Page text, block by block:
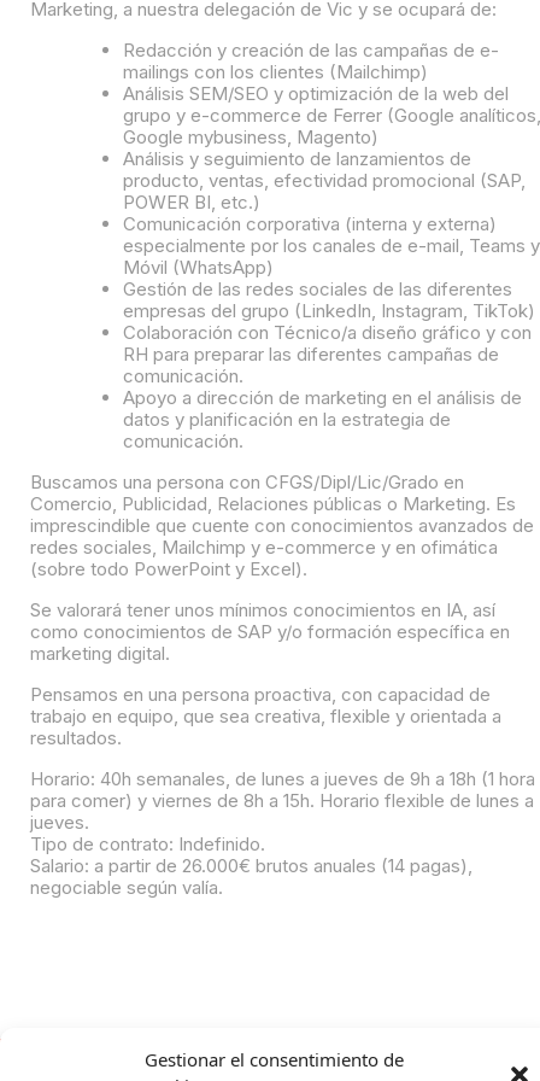
Gestionar el consentimiento de
Marketing, a nuestra delegación de Vic y se ocupará de:
Redacción y creación de las campañas de e-
mailings con los clientes (Mailchimp)
Análisis SEM/SEO y optimización de la web del
grupo y e-commerce de Ferrer (Google analíticos,
Google mybusiness, Magento)
Análisis y seguimiento de lanzamientos de
producto, ventas, efectividad promocional (SAP,
POWER BI, etc.)
Comunicación corporativa (interna y externa)
especialmente por los canales de e-mail, Teams y
Móvil (WhatsApp)
Gestión de las redes sociales de las diferentes
empresas del grupo (LinkedIn, Instagram, TikTok)
Colaboración con Técnico/a diseño gráfico y con
RH para preparar las diferentes campañas de
comunicación.
Apoyo a dirección de marketing en el análisis de
datos y planificación en la estrategia de
comunicación.
Buscamos una persona con CFGS/Dipl/Lic/Grado en
Comercio, Publicidad, Relaciones públicas o Marketing. Es
imprescindible que cuente con conocimientos avanzados de
redes sociales, Mailchimp y e-commerce y en ofimática
(sobre todo PowerPoint y Excel).
Se valorará tener unos mínimos conocimientos en IA, así
como conocimientos de SAP y/o formación específica en
marketing digital.
Pensamos en una persona proactiva, con capacidad de
trabajo en equipo, que sea creativa, flexible y orientada a
resultados.
Horario: 40h semanales, de lunes a jueves de 9h a 18h (1 hora
para comer) y viernes de 8h a 15h. Horario flexible de lunes a
jueves.
Tipo de contrato: Indefinido.
Salario: a partir de 26.000€ brutos anuales (14 pagas),
negociable según valía.